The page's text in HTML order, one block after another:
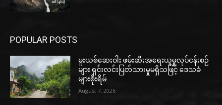
POPULAR POSTS
မူးယစ်ဆေးဝါး ဖမ်းဆီးအရေးယူမှုလုပ်ငန်းစဉ်
များ ရှင်းလင်းပြတ်သားမှုမရှိသဖြင့် ဒေသခံ
များစိုးရိမ်
August 7, 2026